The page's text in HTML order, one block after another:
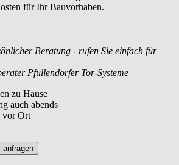
für Ihr Bauvorhaben.
Beratung - rufen Sie einfach für
Pfullendorfer Tor-Systeme
zu Hause
auch abends
vor Ort
anfragen